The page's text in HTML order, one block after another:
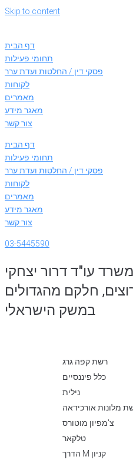
Skip to content
דף הבית
תחומי פעילות
פסקי דין / החלטות ועדת ערר
לקוחות
מאמרים
מאגר מידע
צור קשר
דף הבית
תחומי פעילות
פסקי דין / החלטות ועדת ערר
לקוחות
מאמרים
מאגר מידע
צור קשר
03-5445590
1999, ייצג משרד עו"ד דרור יצחקי
חלקם מהגדולים
במשק הישראלי
רשת קפה גרג
כלל פיננסיים
נילית
מלונות אורכידאה
צ'מפיון מוטורס
טלקאר
קניון M הדרך